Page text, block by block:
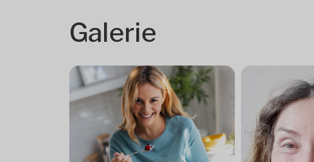
Galerie